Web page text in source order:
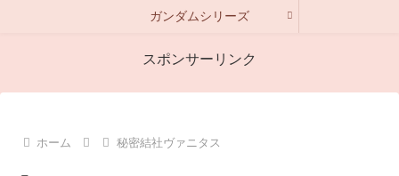
ガンダムシリーズ
スポンサーリンク
ホーム 秘密結社ヴァニタス